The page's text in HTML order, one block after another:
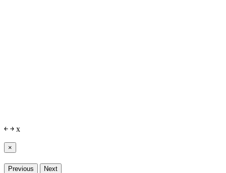
￩ ￫ x
×
Previous Next